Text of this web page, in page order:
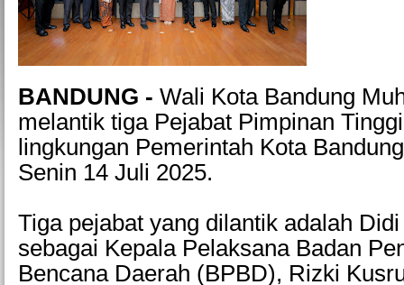
BANDUNG - Wali Kota Bandung
melantik tiga Pejabat Pimpinan
lingkungan Pemerintah Kota
Senin 14 Juli 2025.
Tiga pejabat yang dilantik adalah
sebagai Kepala Pelaksana Badan
Bencana Daerah (BPBD), Rizki